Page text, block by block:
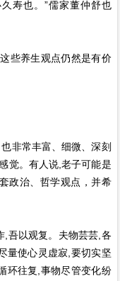
寿也。”儒家董仲舒也
些养生观点仍然是有价
非常丰富、细微、深刻
觉。有人说,老子可能是
政治、哲学观点，并希
以观复。夫物芸芸,各
量使心灵虚寂,要切实坚
环往复,事物尽管变化纷